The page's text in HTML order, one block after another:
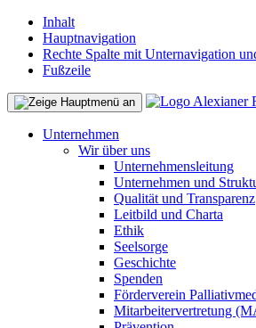
Inhalt
Hauptnavigation
Rechte Spalte mit Unternavigation
Fußzeile
Unternehmen
Wir über uns
Unternehmensleitung
Unternehmen und
Qualität und Transparenz
Leitbild und Charta
Ethik
Seelsorge
Geschichte
Spenden
Förderverein
Mitarbeitervertretung